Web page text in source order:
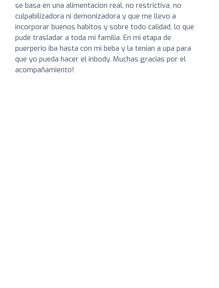
se basa en una alimentacion real, no restrictiva, no
culpabilizadora ni demonizadora y que me llevo a
incorporar buenos habitos y sobre todo calidad, lo que
pude trasladar a toda mi familia. En mi etapa de
puerperio iba hasta con mi beba y la tenian a upa para
que yo pueda hacer el inbody. Muchas gracias por el
acompañamiento!